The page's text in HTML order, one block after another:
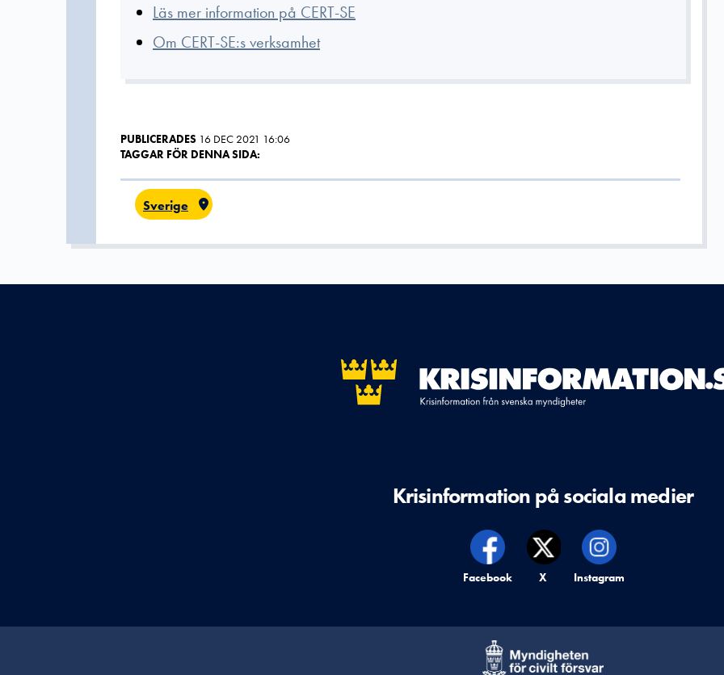
Läs mer information på CERT-SE
Om CERT-SE:s verksamhet
PUBLICERADES 16 DEC 2021 16:06
TAGGAR FÖR DENNA SIDA:
Sverige
Krisinformation på sociala medier
Krisinformation på,
Facebook Krisinformation på,
X Krisinformation på,
Instagram